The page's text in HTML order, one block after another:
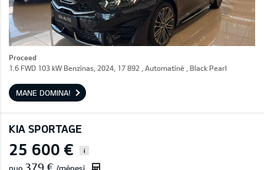
Proceed
1.6 FWD 103 kW Benzinas, 2024, 17 892 , Automatinė , Black Pearl
MANE DOMINA!
KIA SPORTAGE
25 600 € i
379 €